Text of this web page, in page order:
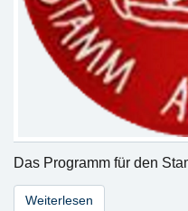
Das Programm für den
Weiterlesen